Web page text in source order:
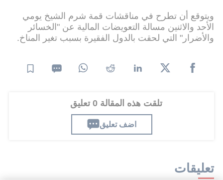
ويتوقع أن تطرح في مناقشات قمة شرم الشيخ يومي
الأحد والاثنين مسالة التعويضات المالية عن "الخسائر
والأضرار" التي لحقت بالدول الفقيرة بسبب تغير المناخ.
تلقت هذه المقالة 0 تعليق
اضف تعليق
تعليقات